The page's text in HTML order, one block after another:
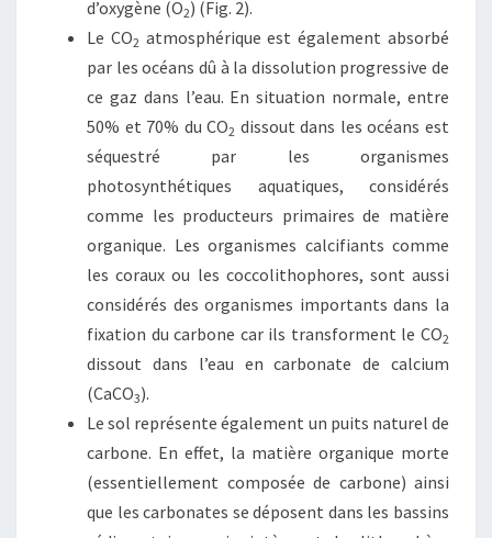
d’oxygène (O2) (Fig. 2).
Le CO2 atmosphérique est également absorbé
par les océans dû à la dissolution progressive de
ce gaz dans l’eau. En situation normale, entre
50% et 70% du CO2 dissout dans les océans est
séquestré par les organismes
photosynthétiques aquatiques, considérés
comme les producteurs primaires de matière
organique. Les organismes calcifiants comme
les coraux ou les coccolithophores, sont aussi
considérés des organismes importants dans la
fixation du carbone car ils transforment le CO2
dissout dans l’eau en carbonate de calcium
(CaCO3).
Le sol représente également un puits naturel de
carbone. En effet, la matière organique morte
(essentiellement composée de carbone) ainsi
que les carbonates se déposent dans les bassins